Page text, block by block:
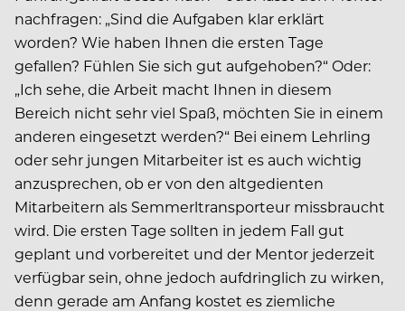
nachfragen: „Sind die Aufgaben klar erklärt
worden? Wie haben Ihnen die ersten Tage
gefallen? Fühlen Sie sich gut aufgehoben?“ Oder:
„Ich sehe, die Arbeit macht Ihnen in diesem
Bereich nicht sehr viel Spaß, möchten Sie in einem
anderen eingesetzt werden?“ Bei einem Lehrling
oder sehr jungen Mitarbeiter ist es auch wichtig
anzusprechen, ob er von den altgedienten
Mitarbeitern als Semmerltransporteur missbraucht
wird. Die ersten Tage sollten in jedem Fall gut
geplant und vorbereitet und der Mentor jederzeit
verfügbar sein, ohne jedoch aufdringlich zu wirken,
denn gerade am Anfang kostet es ziemliche